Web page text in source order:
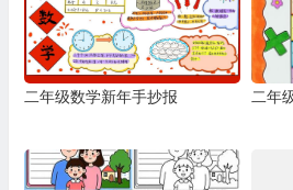
二年级数学新年手抄报 二年